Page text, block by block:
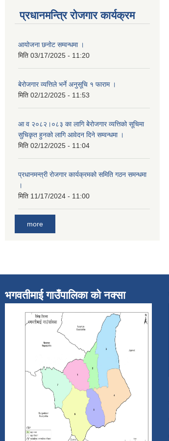
प्रधानमन्त्रि रोजगार कार्यक्रम
आयोजना छनोट सम्वन्धमा ।
मिति 03/17/2025 - 11:20
बेरोजगार व्यत्तिले भर्ने अनुसूचि १ फाराम ।
मिति 02/12/2025 - 11:53
आ व २०८२।०८३ का लागि बेेरोजगार व्यत्तिको सूचिमा
सुचिकृत हुनको लागि आवेदन दिने सम्वन्धमा ।
मिति 02/12/2025 - 11:04
प्रधानमन्त्री रोजगार कार्यक्रमको समिति गठन समन्धमा
।
मिति 11/17/2024 - 11:00
more
भगवतीमाई गाउँपालिका को नक्सा